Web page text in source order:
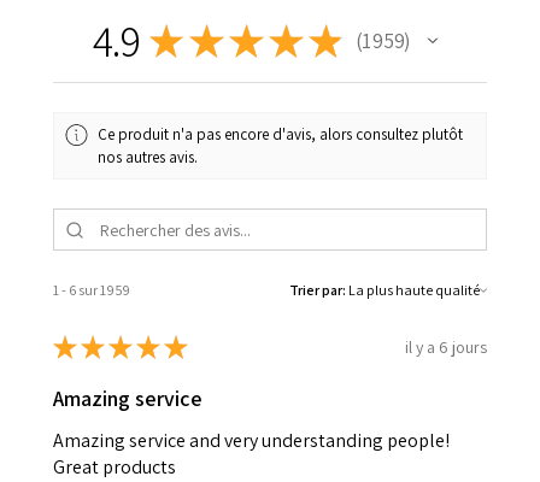
4.9 ★★★★★ 1 959
1959
Ce produit n'a pas encore d'avis, alors consultez plutôt
nos autres avis.
1 - 6 sur 1 959 Trier par:
★★★★★ il y a 6 jours
Amazing service
Amazing service and very understanding people!
Great products